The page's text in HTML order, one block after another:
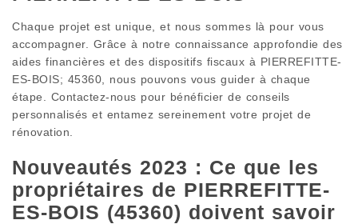
Chaque projet est unique, et nous sommes là pour vous
accompagner. Grâce à notre connaissance approfondie des
aides financières et des dispositifs fiscaux à PIERREFITTE-
ES-BOIS; 45360, nous pouvons vous guider à chaque
étape. Contactez-nous pour bénéficier de conseils
personnalisés et entamez sereinement votre projet de
rénovation.
Nouveautés 2023 : Ce que les
propriétaires de PIERREFITTE-
ES-BOIS (45360) doivent savoir